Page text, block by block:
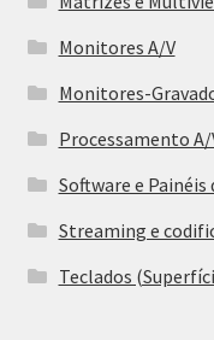
Monitores A/V
Monitores-
Processamento A/
Software e
Streaming e
Teclados